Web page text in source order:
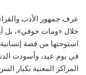
عرف جمهور الأدب
خلال «ومات خوفي»، بل
استوحتها من قصة
في يوم عيد، وأسودت
المراكز المعنية بكبار